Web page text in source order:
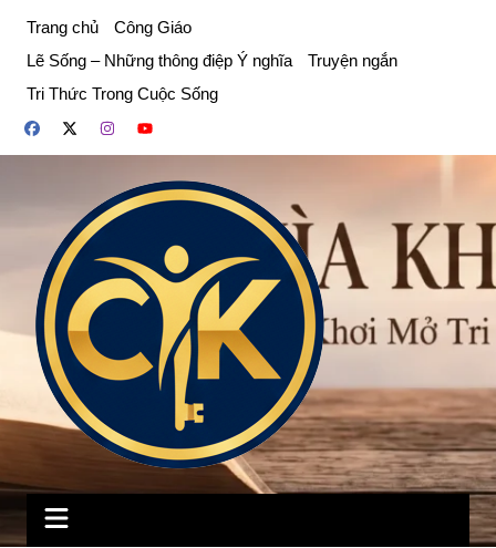
phần
dung
Trang chủ
Công Giáo
Lẽ Sống – Những thông điệp Ý nghĩa
Truyện ngắn
Tri Thức Trong Cuộc Sống